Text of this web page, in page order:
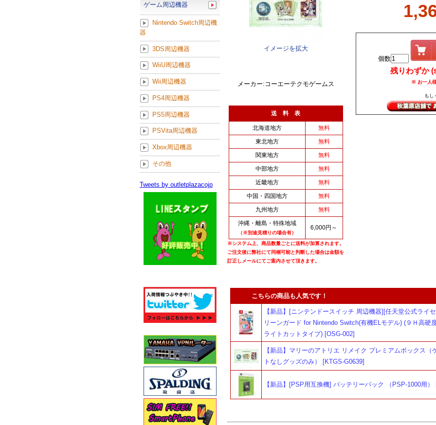
イメージを拡大
メーカー:コーエーテクモゲームス
送 料 表
北海道地方
無料
東北地方
無料
関東地方
無料
中部地方
無料
近畿地方
無料
中国・四国地方
無料
九州地方
無料
沖縄・離島・特殊地域
（※別途見積りの場合有）
6,000円～
※システム上、商品数量ごとに送料が加算されます。
ご注文後に弊社にて同梱可能と判断した場合は金額を
訂正しメールにてご案内させて頂きます。
個数
残りわずか
※ お一人
もし
こちらの商品も人気です！
【新品】[ニンテンドースイッチ 周辺機器][任天堂公式ライ
リーンガード for Nintendo Switch(有機ELモデル) (９Ｈ高硬
ライトカットタイプ) [OSG-002]
【新品】マリーのアトリエ リメイク プレミアムボックス（
トなしグッズのみ） [KTGS-G0639]
【新品】[PSP用互換機] バッテリーパック （PSP-1000用）
ゲーム周辺機器
Nintendo Switch周辺機
器
3DS周辺機器
WiiU周辺機器
Wii周辺機器
PS4周辺機器
PS5周辺機器
PSVita周辺機器
Xbox周辺機器
その他
Tweets by outletplazacojp